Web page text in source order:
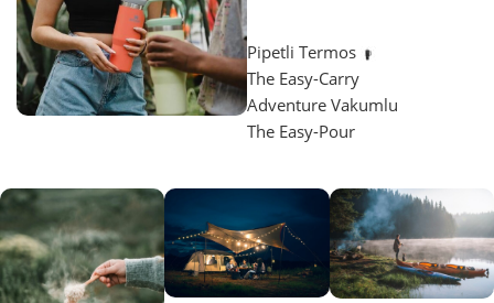
Pipetli Termos
The Easy-Carry
Adventure Vakumlu
The Easy-Pour